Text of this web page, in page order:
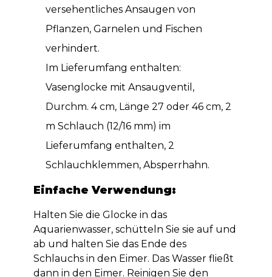
versehentliches Ansaugen von
Pflanzen, Garnelen und Fischen
verhindert.
Im Lieferumfang enthalten:
Vasenglocke mit Ansaugventil,
Durchm. 4 cm, Länge 27 oder 46 cm, 2
m Schlauch (12/16 mm) im
Lieferumfang enthalten, 2
Schlauchklemmen, Absperrhahn.
Einfache Verwendung:
Halten Sie die Glocke in das
Aquarienwasser, schütteln Sie sie auf und
ab und halten Sie das Ende des
Schlauchs in den Eimer. Das Wasser fließt
dann in den Eimer. Reinigen Sie den